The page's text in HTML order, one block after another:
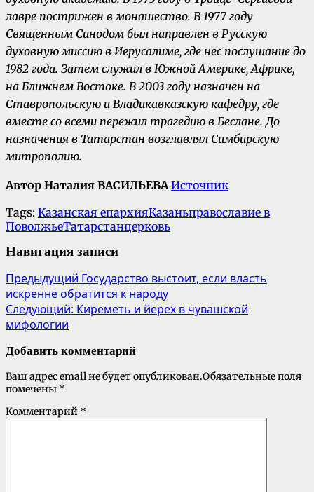
лавре пострижен в монашество. В 1977 году
Священным Синодом был направлен в Русскую
духовную миссию в Иерусалиме, где нес послушание до
1982 года. Затем служил в Южной Америке, Африке,
на Ближнем Востоке. В 2003 году назначен на
Ставропольскую и Владикавказскую кафедру, где
вместе со всеми пережил трагедию в Беслане. До
назначения в Татарстан возглавлял Симбирскую
митрополию.
Автор Наталия ВАСИЛЬЕВА Источник
Tags: Казанская епархияКазаньправославие в
ПоволжьеТатарстанцерковь
Навигация записи
Предыдущий Государство выстоит, если власть
искренне обратится к народу
Следующий: Киреметь и йерех в чувашской
мифологии
Добавить комментарий
Ваш адрес email не будет опубликован.Обязательные поля
помечены *
Комментарий *